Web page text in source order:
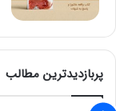
پربازدیدترین مطالب